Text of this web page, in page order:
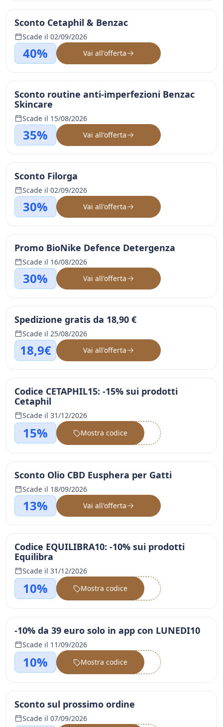
Sconto Cetaphil & Benzac
Scade il 02/09/2026
40% Vai all'offerta
Sconto routine anti-imperfezioni Benzac
Skincare
Scade il 15/08/2026
35% Vai all'offerta
Sconto Filorga
Scade il 02/09/2026
30% Vai all'offerta
Promo BioNike Defence Detergenza
Scade il 16/08/2026
30% Vai all'offerta
Spedizione gratis da 18,90 €
Scade il 25/08/2026
18,9€ Vai all'offerta
Codice CETAPHIL15: -15% sui prodotti
Cetaphil
Scade il 31/12/2026
15% ••••••
Mostra codice
Sconto Olio CBD Eusphera per Gatti
Scade il 18/09/2026
13% Vai all'offerta
Codice EQUILIBRA10: -10% sui prodotti
Equilibra
Scade il 31/12/2026
10% ••••••
Mostra codice
-10% da 39 euro solo in app con LUNEDI10
Scade il 11/09/2026
10% ••••••
Mostra codice
Sconto sul prossimo ordine
Scade il 07/09/2026